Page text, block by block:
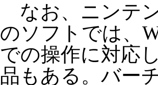
なお、ニンテ
のソフトでは、
での操作に対応
品もある。バー